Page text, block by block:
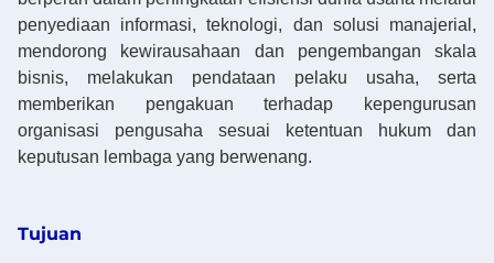
Tujuan
penyediaan informasi, teknologi, dan solusi manajerial,
mendorong kewirausahaan dan pengembangan skala
bisnis, melakukan pendataan pelaku usaha, serta
memberikan pengakuan terhadap kepengurusan
organisasi pengusaha sesuai ketentuan hukum dan
keputusan lembaga yang berwenang.